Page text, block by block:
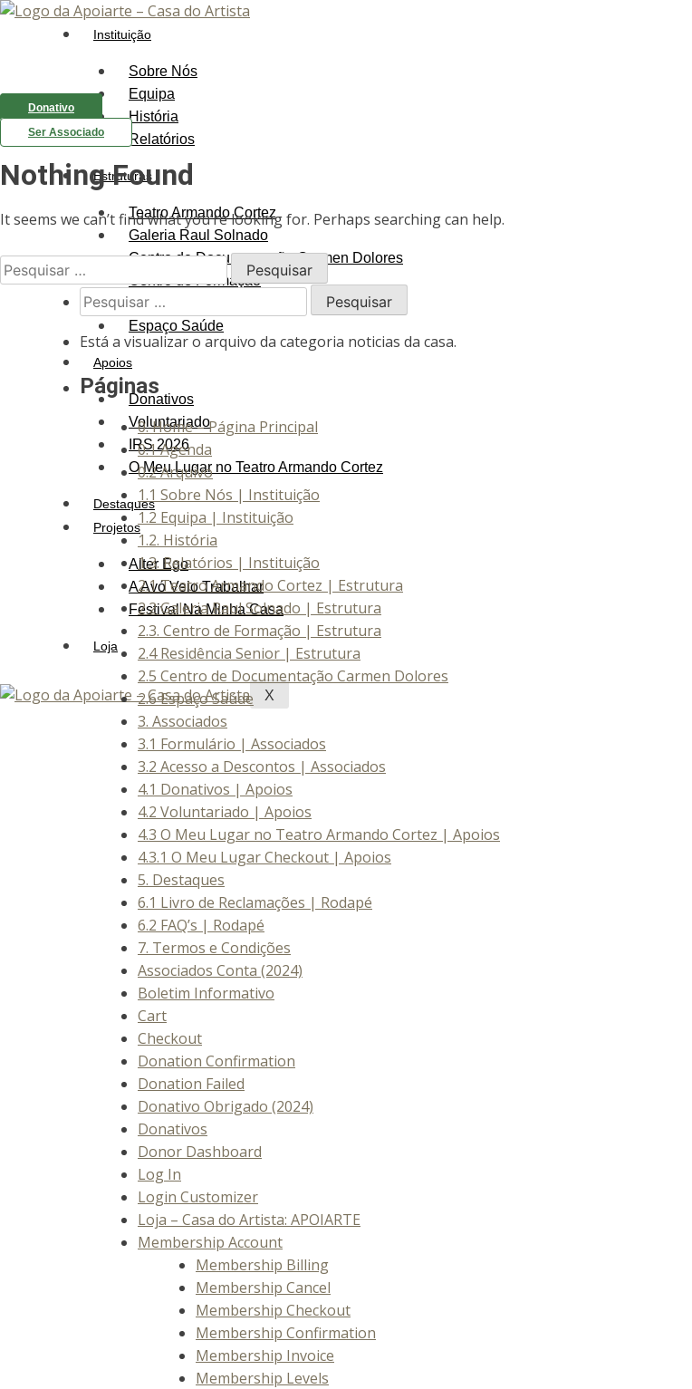
Instituição
Sobre Nós
Equipa
História
Relatórios
Estruturas
Teatro Armando Cortez
Galeria Raul Solnado
Centro de Documentação Carmen Dolores
Centro de Formação
Residência Sénior
Espaço Saúde
Apoios
Donativos
Voluntariado
IRS 2026
O Meu Lugar no Teatro Armando Cortez
Destaques
Projetos
Alter Ego
A Avó Veio Trabalhar
Festival Na Minha Casa
Loja
X
Donativo
Ser Associado
Nothing Found
It seems we can’t find what you’re looking for. Perhaps searching can help.
Pesquisar
por:
Pesquisar
por:
Está a visualizar o arquivo da categoria noticias da casa.
Páginas
0. Home – Página Principal
0.1 Agenda
0.2 Arquivo
1.1 Sobre Nós | Instituição
1.2 Equipa | Instituição
1.2. História
1.3. Relatórios | Instituição
2.1 Teatro Armando Cortez | Estrutura
2.2 Galeria Raul Solnado | Estrutura
2.3. Centro de Formação | Estrutura
2.4 Residência Senior | Estrutura
2.5 Centro de Documentação Carmen Dolores
2.6 Espaço Saúde
3. Associados
3.1 Formulário | Associados
3.2 Acesso a Descontos | Associados
4.1 Donativos | Apoios
4.2 Voluntariado | Apoios
4.3 O Meu Lugar no Teatro Armando Cortez | Apoios
4.3.1 O Meu Lugar Checkout | Apoios
5. Destaques
6.1 Livro de Reclamações | Rodapé
6.2 FAQ’s | Rodapé
7. Termos e Condições
Associados Conta (2024)
Boletim Informativo
Cart
Checkout
Donation Confirmation
Donation Failed
Donativo Obrigado (2024)
Donativos
Donor Dashboard
Log In
Login Customizer
Loja – Casa do Artista: APOIARTE
Membership Account
Membership Billing
Membership Cancel
Membership Checkout
Membership Confirmation
Membership Invoice
Membership Levels